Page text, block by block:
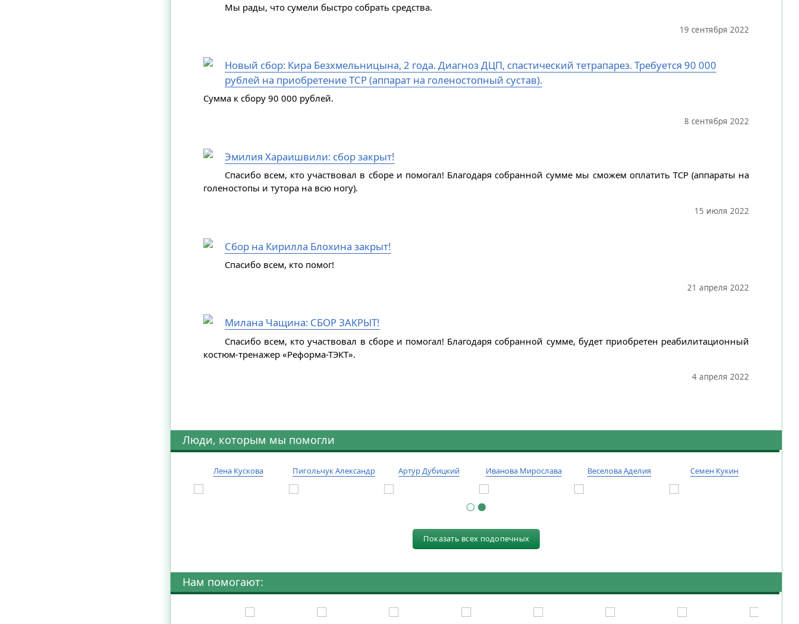
Мы рады, что сумели быстро собрать средства.
19 сентября 2022
Новый сбор: Кира Безхмельницына, 2 года. Диагноз ДЦП, спастический тетрапарез. Требуется 90 000
рублей на приобретение ТСР (аппарат на голеностопный сустав).
Сумма к сбору 90 000 рублей.
8 сентября 2022
Эмилия Хараишвили: сбор закрыт!
Спасибо всем, кто участвовал в сборе и помогал! Благодаря собранной сумме мы сможем оплатить ТСР (аппараты на
голеностопы и тутора на всю ногу).
15 июля 2022
Сбор на Кирилла Блохина закрыт!
Спасибо всем, кто помог!
21 апреля 2022
Милана Чащина: СБОР ЗАКРЫТ!
Спасибо всем, кто участвовал в сборе и помогал! Благодаря собранной сумме, будет приобретен реабилитационный
костюм-тренажер «Реформа-ТЭКТ».
4 апреля 2022
Люди, которым мы помогли
Лена Кускова Пигольчук Александр Артур Дубицкий Иванова Мирослава Веселова Аделия Семен Кукин
Показать всех подопечных
Нам помогают: